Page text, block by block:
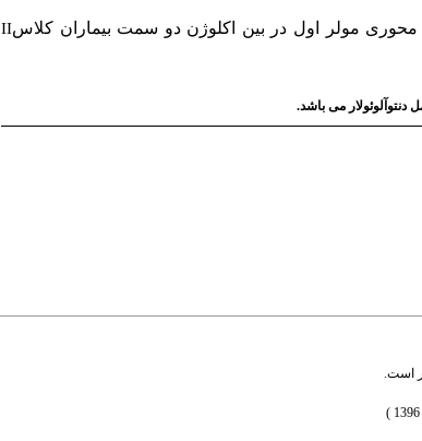
محوری مولر اول در بین اکلوژن دو سمت بیماران کلاسII
دنتوآلوئولار می باشد.
است.